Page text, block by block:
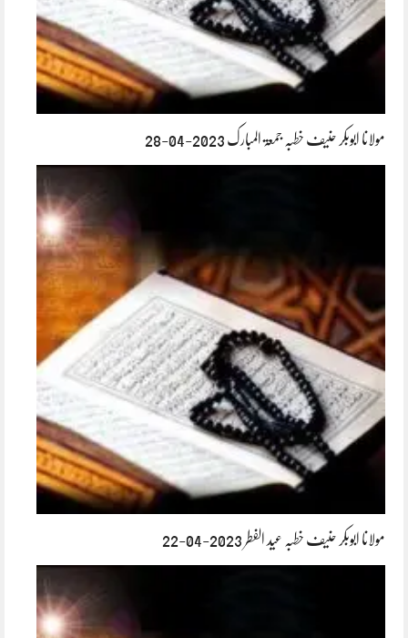
مولانا ابوبکر حنیف خطبہ جمعۃ المبارک 2023-04-28
مولانا ابوبکر حنیف خطبہ عید الفطر 2023-04-22